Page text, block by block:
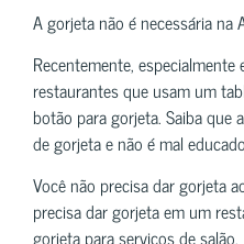
A gorjeta não é necessária na
Recentemente, especialmente
restaurantes que usam um
botão para gorjeta. Saiba que
de gorjeta e não é mal
Você não precisa dar gorjeta
precisa dar gorjeta em um
gorjeta para serviços de salão.